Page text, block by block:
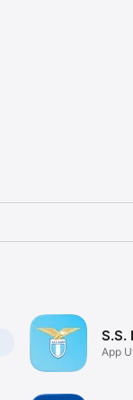
S.S.
App